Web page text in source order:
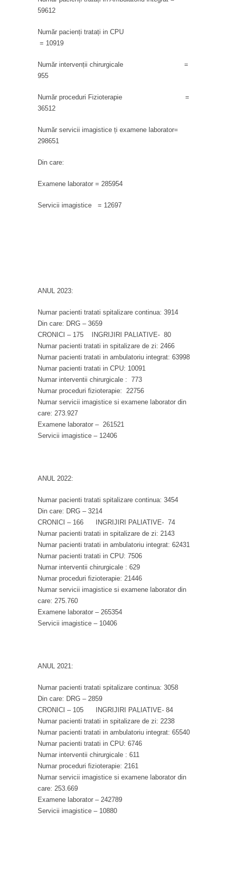
59612
Număr pacienți tratați in CPU
= 10919
Număr intervenții chirurgicale =
955
Număr proceduri Fizioterapie =
36512
Număr servicii imagistice ți examene laborator=
298651
Din care:
Examene laborator = 285954
Servicii imagistice = 12697
ANUL 2023:
Numar pacienti tratati spitalizare continua: 3914
Din care: DRG – 3659
CRONICI – 175 INGRIJIRI PALIATIVE- 80
Numar pacienti tratati in spitalizare de zi: 2466
Numar pacienti tratati in ambulatoriu integrat: 63998
Numar pacienti tratati in CPU: 10091
Numar interventii chirurgicale : 773
Numar proceduri fizioterapie: 22756
Numar servicii imagistice si examene laborator din
care: 273.927
Examene laborator – 261521
Servicii imagistice – 12406
ANUL 2022:
Numar pacienti tratati spitalizare continua: 3454
Din care: DRG – 3214
CRONICI – 166 INGRIJIRI PALIATIVE- 74
Numar pacienti tratati in spitalizare de zi: 2143
Numar pacienti tratati in ambulatoriu integrat: 62431
Numar pacienti tratati in CPU: 7506
Numar interventii chirurgicale : 629
Numar proceduri fizioterapie: 21446
Numar servicii imagistice si examene laborator din
care: 275.760
Examene laborator – 265354
Servicii imagistice – 10406
ANUL 2021:
Numar pacienti tratati spitalizare continua: 3058
Din care: DRG – 2859
CRONICI – 105 INGRIJIRI PALIATIVE- 84
Numar pacienti tratati in spitalizare de zi: 2238
Numar pacienti tratati in ambulatoriu integrat: 65540
Numar pacienti tratati in CPU: 6746
Numar interventii chirurgicale : 611
Numar proceduri fizioterapie: 2161
Numar servicii imagistice si examene laborator din
care: 253.669
Examene laborator – 242789
Servicii imagistice – 10880